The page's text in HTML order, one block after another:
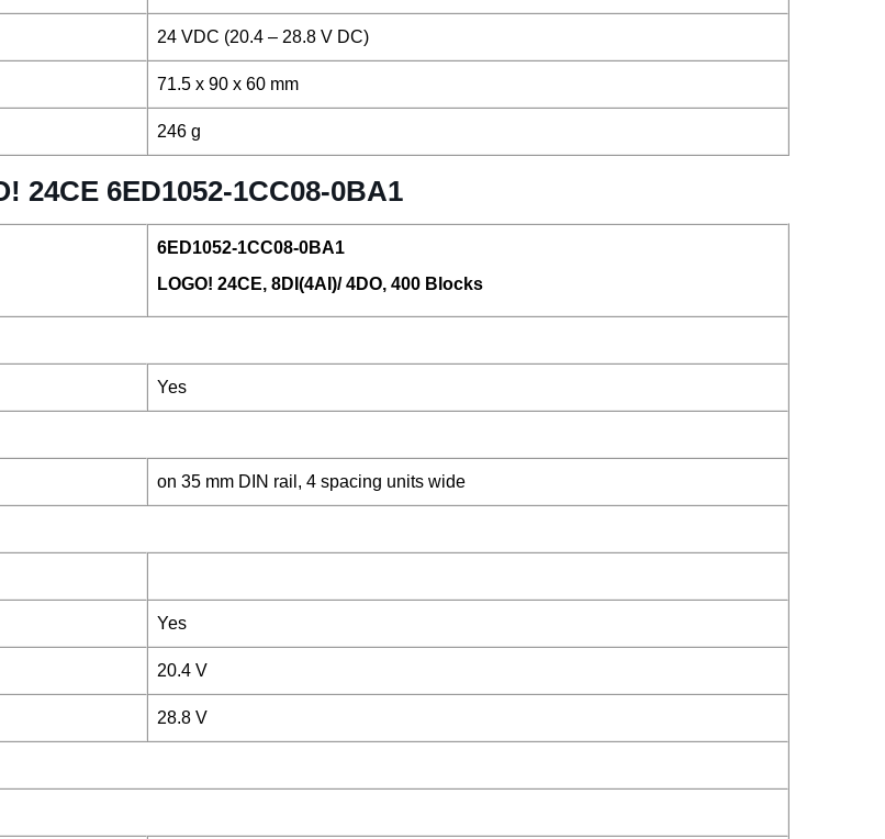
24 VDC (20.4 – 28.8 V DC)
71.5 x 90 x 60 mm
246 g
6ED1052-1CC08-0BA1
6ED1052-1CC08-0BA1
LOGO! 24CE, 8DI(4AI)/ 4DO, 400 Blocks
Yes
on 35 mm DIN rail, 4 spacing units wide
Yes
20.4 V
28.8 V